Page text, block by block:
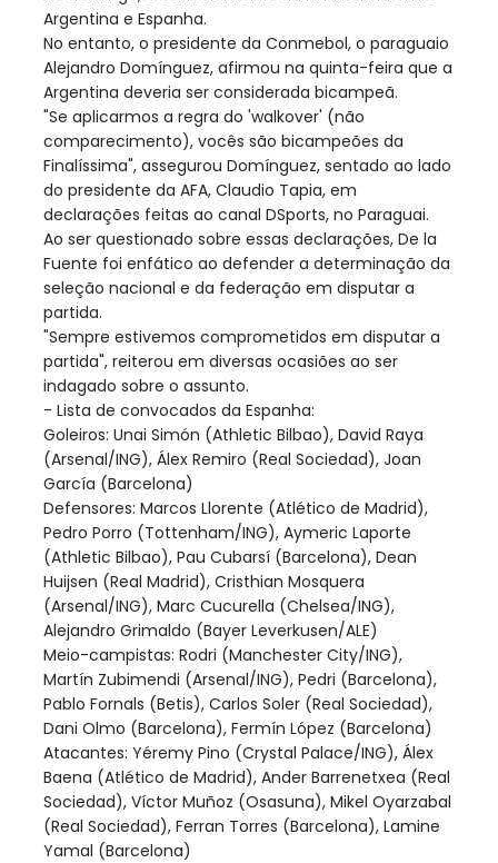
Argentina e Espanha.
No entanto, o presidente da Conmebol, o paraguaio
Alejandro Domínguez, afirmou na quinta-feira que a
Argentina deveria ser considerada bicampeã.
"Se aplicarmos a regra do 'walkover' (não
comparecimento), vocês são bicampeões da
Finalíssima", assegurou Domínguez, sentado ao lado
do presidente da AFA, Claudio Tapia, em
declarações feitas ao canal DSports, no Paraguai.
Ao ser questionado sobre essas declarações, De la
Fuente foi enfático ao defender a determinação da
seleção nacional e da federação em disputar a
partida.
"Sempre estivemos comprometidos em disputar a
partida", reiterou em diversas ocasiões ao ser
indagado sobre o assunto.
- Lista de convocados da Espanha:
Goleiros: Unai Simón (Athletic Bilbao), David Raya
(Arsenal/ING), Álex Remiro (Real Sociedad), Joan
García (Barcelona)
Defensores: Marcos Llorente (Atlético de Madrid),
Pedro Porro (Tottenham/ING), Aymeric Laporte
(Athletic Bilbao), Pau Cubarsí (Barcelona), Dean
Huijsen (Real Madrid), Cristhian Mosquera
(Arsenal/ING), Marc Cucurella (Chelsea/ING),
Alejandro Grimaldo (Bayer Leverkusen/ALE)
Meio-campistas: Rodri (Manchester City/ING),
Martín Zubimendi (Arsenal/ING), Pedri (Barcelona),
Pablo Fornals (Betis), Carlos Soler (Real Sociedad),
Dani Olmo (Barcelona), Fermín López (Barcelona)
Atacantes: Yéremy Pino (Crystal Palace/ING), Álex
Baena (Atlético de Madrid), Ander Barrenetxea (Real
Sociedad), Víctor Muñoz (Osasuna), Mikel Oyarzabal
(Real Sociedad), Ferran Torres (Barcelona), Lamine
Yamal (Barcelona)